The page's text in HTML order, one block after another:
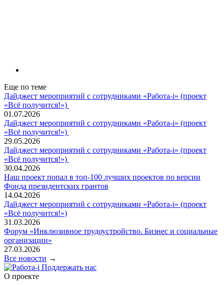
Еще по теме
Дайджест мероприятий с сотрудниками «Работа-i» (проект
«Всё получится!»)
01.07.2026
Дайджест мероприятий с сотрудниками «Работа-i» (проект
«Всё получится!»)
29.05.2026
Дайджест мероприятий с сотрудниками «Работа-i» (проект
«Всё получится!»)
30.04.2026
Наш проект попал в топ‑100 лучших проектов по версии
Фонда президентских грантов
14.04.2026
Дайджест мероприятий с сотрудниками «Работа-i» (проект
«Всё получится!»)
31.03.2026
Форум «Инклюзивное трудоустройство. Бизнес и социальные
организации»
27.03.2026
Все новости →
Поддержать нас
O проекте